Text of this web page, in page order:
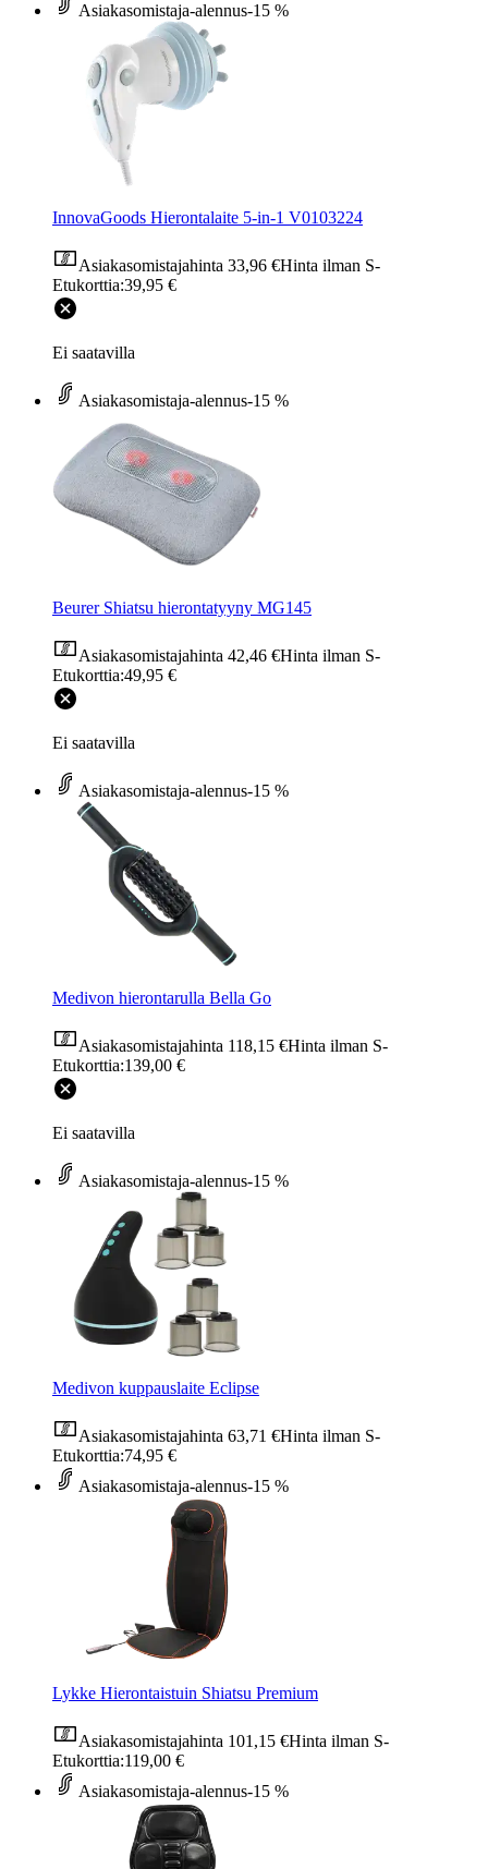
Asiakasomistaja-alennus-15 %
InnovaGoods Hierontalaite 5-in-1 V0103224
Asiakasomistajahinta 33,96 €Hinta ilman S-
Etukorttia:39,95 €
Ei saatavilla
Asiakasomistaja-alennus-15 %
Beurer Shiatsu hierontatyyny MG145
Asiakasomistajahinta 42,46 €Hinta ilman S-
Etukorttia:49,95 €
Ei saatavilla
Asiakasomistaja-alennus-15 %
Medivon hierontarulla Bella Go
Asiakasomistajahinta 118,15 €Hinta ilman S-
Etukorttia:139,00 €
Ei saatavilla
Asiakasomistaja-alennus-15 %
Medivon kuppauslaite Eclipse
Asiakasomistajahinta 63,71 €Hinta ilman S-
Etukorttia:74,95 €
Asiakasomistaja-alennus-15 %
Lykke Hierontaistuin Shiatsu Premium
Asiakasomistajahinta 101,15 €Hinta ilman S-
Etukorttia:119,00 €
Asiakasomistaja-alennus-15 %